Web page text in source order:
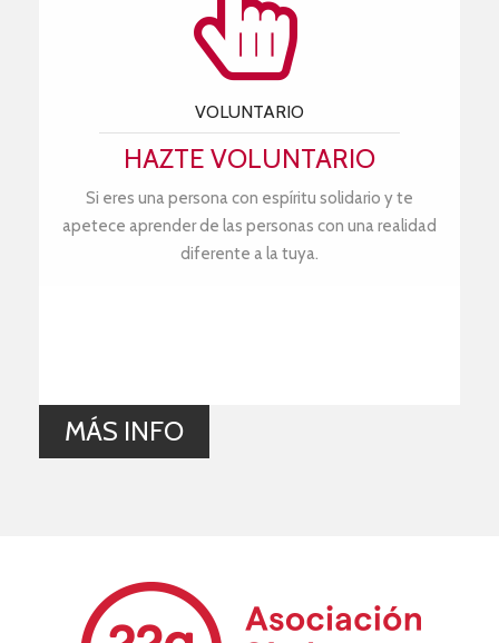
VOLUNTARIO
HAZTE VOLUNTARIO
Si eres una persona con espíritu solidario y te
apetece aprender de las personas con una realidad
diferente a la tuya.
MÁS INFO